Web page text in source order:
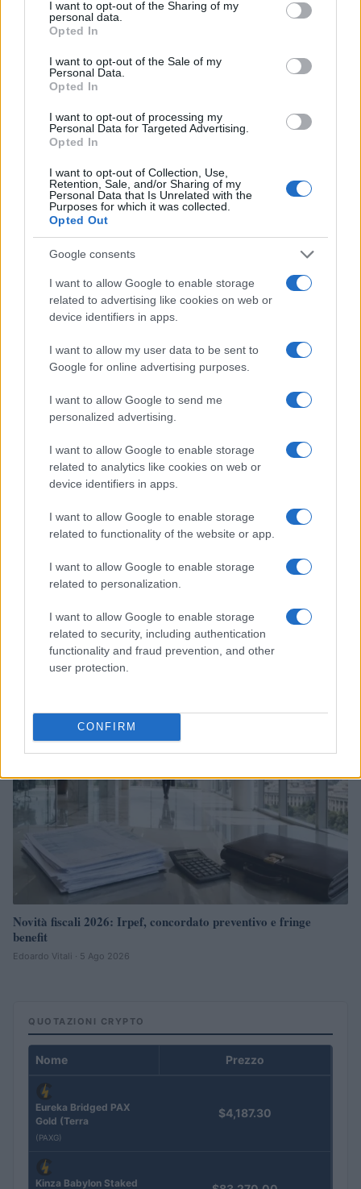
not limited to your visit or usage behaviour. You may click to
grant or deny consent to Google and its third-party tags to
use your data for below specified purposes in below Google
consent section.
I want to opt-out of the Sharing of my
personal data.
Opted In
I want to opt-out of the Sale of my
Personal Data.
Opted In
I want to opt-out of processing my
Personal Data for Targeted Advertising.
Opted In
I want to opt-out of Collection, Use,
Retention, Sale, and/or Sharing of my
Personal Data that Is Unrelated with the
Purposes for which it was collected.
Opted Out
Google consents
I want to allow Google to enable storage
related to advertising like cookies on web or
device identifiers in apps.
I want to allow my user data to be sent to
Google for online advertising purposes.
I want to allow Google to send me
personalized advertising.
I want to allow Google to enable storage
related to analytics like cookies on web or
device identifiers in apps.
I want to allow Google to enable storage
related to functionality of the website or app.
I want to allow Google to enable storage
related to personalization.
I want to allow Google to enable storage
related to security, including authentication
functionality and fraud prevention, and other
user protection.
CONFIRM
Continua a leggere
nel 2026
Edoardo Vitali · 6 Ago 2026
FINANZA
Villa Joy sequestrata: le violazioni urbanistiche e
paesaggistiche a Loiri Porto San Paolo
Francesca Galli · 6 Ago 2026
Novità fiscali 2026: Irpef, concordato preventivo e fringe
benefit
Edoardo Vitali · 5 Ago 2026
QUOTAZIONI CRYPTO
Nome Prezzo
Eureka Bridged PAX
Gold (Terra
(PAXG)
$4,187.30
Kinza Babylon Staked